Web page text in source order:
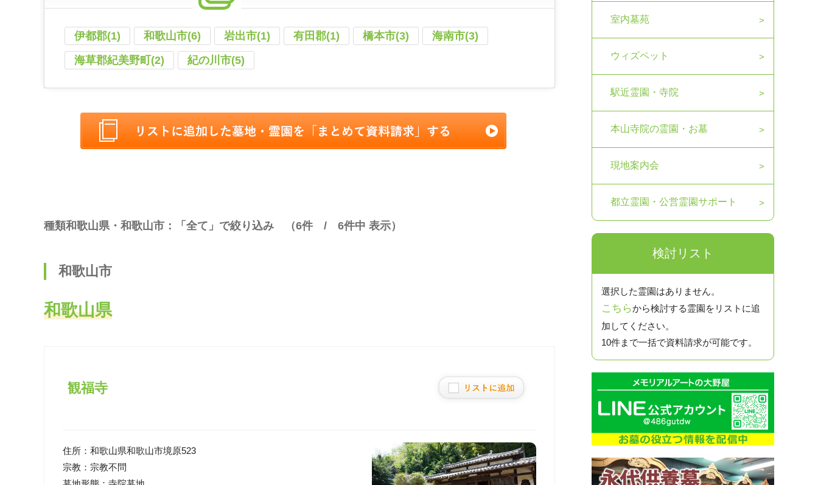
伊都郡(1) 和歌山市(6) 岩出市(1) 有田郡(1) 橋本市(3)
海南市(3)
海草郡紀美野町(2)
紀の川市(5)
種類和歌山県・和歌山市：「全て」で絞り込み （6件 / 6件中 表示）
和歌山市
和歌山県
観福寺
住所： 和歌山県和歌山市境原523
宗教： 宗教不問
室内墓苑
ウィズペット
駅近霊園・寺院
本山寺院の霊園・お墓
現地案内会
都立霊園・公営霊園サポート
検討リスト
選択した霊園はありません。
こちらから検討する霊園をリストに追
加してください。
10件まで一括で資料請求が可能です。